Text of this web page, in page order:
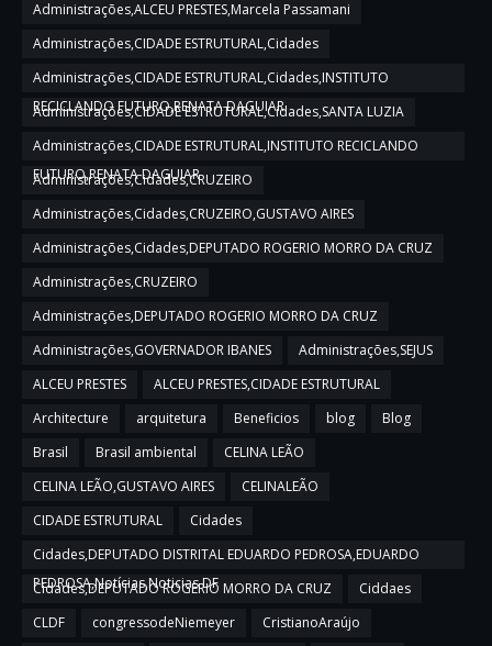
Administrações,ALCEU PRESTES,Marcela Passamani
Administrações,CIDADE ESTRUTURAL,Cidades
Administrações,CIDADE ESTRUTURAL,Cidades,INSTITUTO
RECICLANDO FUTURO,RENATA DAGUIAR
Administrações,CIDADE ESTRUTURAL,Cidades,SANTA LUZIA
Administrações,CIDADE ESTRUTURAL,INSTITUTO RECICLANDO
FUTURO,RENATA DAGUIAR
Administrações,Cidades,CRUZEIRO
Administrações,Cidades,CRUZEIRO,GUSTAVO AIRES
Administrações,Cidades,DEPUTADO ROGERIO MORRO DA CRUZ
Administrações,CRUZEIRO
Administrações,DEPUTADO ROGERIO MORRO DA CRUZ
Administrações,GOVERNADOR IBANES
Administrações,SEJUS
ALCEU PRESTES
ALCEU PRESTES,CIDADE ESTRUTURAL
Architecture
arquitetura Beneficios blog
Blog
Brasil
Brasil ambiental
CELINA LEÃO
CELINA LEÃO,GUSTAVO AIRES
CELINALEÃO
CIDADE ESTRUTURAL
Cidades
Cidades,DEPUTADO DISTRITAL EDUARDO PEDROSA,EDUARDO
PEDROSA,Notícias,Noticias DF
Cidades,DEPUTADO ROGERIO MORRO DA CRUZ
Ciddaes
CLDF
congressodeNiemeyer
CristianoAraújo